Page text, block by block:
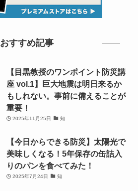
おすすめ記事
【目黒教授のワンポイント防災講
座 vol.1】巨大地震は明日来るか
もしれない。事前に備えることが
重要！
2025年11月25日 知
【今日からできる防災】太陽光で
美味しくなる！5年保存の缶詰入
りのパンを食べてみた！
2025年7月24日 知